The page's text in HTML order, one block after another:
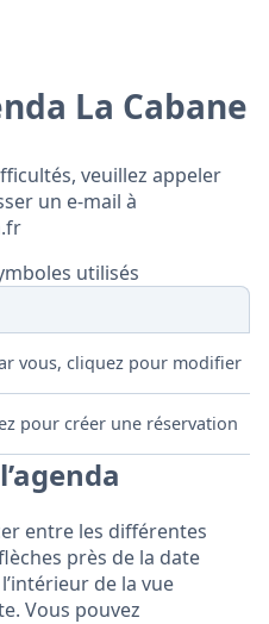
La Cabane
veuillez appeler
un e-mail à
utilisés
vous, cliquez pour modifier
pour créer une réservation
entre les différentes
près de la date
de la vue
Vous pouvez